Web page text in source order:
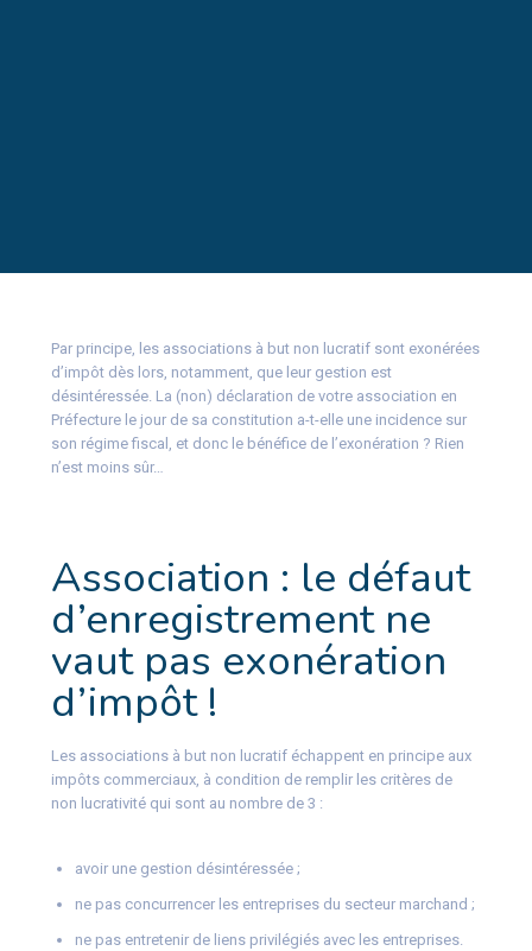
Par principe, les associations à but non lucratif sont exonérées
d’impôt dès lors, notamment, que leur gestion est
désintéressée. La (non) déclaration de votre association en
Préfecture le jour de sa constitution a-t-elle une incidence sur
son régime fiscal, et donc le bénéfice de l’exonération ? Rien
n’est moins sûr…
Association : le défaut
d’enregistrement ne
vaut pas exonération
d’impôt !
Les associations à but non lucratif échappent en principe aux
impôts commerciaux, à condition de remplir les critères de
non lucrativité qui sont au nombre de 3 :
avoir une gestion désintéressée ;
ne pas concurrencer les entreprises du secteur marchand ;
ne pas entretenir de liens privilégiés avec les entreprises.